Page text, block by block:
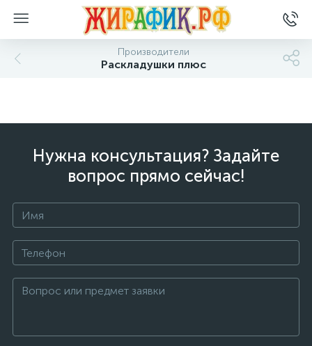
Производители
Раскладушки плюс
Нужна консультация? Задайте
вопрос прямо сейчас!